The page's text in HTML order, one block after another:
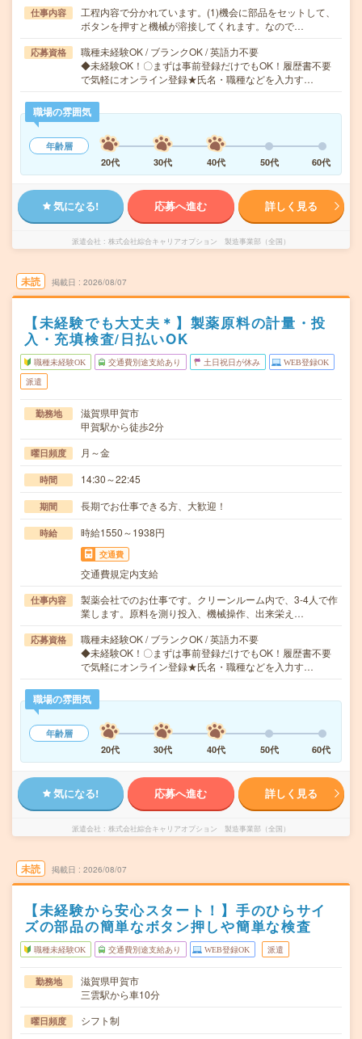
仕事内容
工程内容で分かれています。(1)機会に部品をセットして、
ボタンを押すと機械が溶接してくれます。なので…
応募資格
職種未経験OK / ブランクOK / 英語力不要
◆未経験OK！〇まずは事前登録だけでもOK！履歴書不要
で気軽にオンライン登録★氏名・職種などを入力す…
職場の雰囲気
年齢層
20代
30代 40代 50代 60代
気になる! 応募へ進む 詳しく見る
派遣会社 株式会社綜合キャリアオプション 製造事業部（全国）
未読 掲載日 2026/08/07
【未経験でも大丈夫＊】製薬原料の計量・投
入・充填検査/日払いOK
職種未経験OK 交通費別途支給あり 土日祝日が休み WEB登録OK
派遣
勤務地
滋賀県甲賀市
甲賀駅から徒歩2分
曜日頻度 月～金
時間 14:30～22:45
期間 長期でお仕事できる方、大歓迎！
時給 時給1550～1938円
交通費
交通費規定内支給
仕事内容
製薬会社でのお仕事です。クリーンルーム内で、3-4人で作
業します。原料を測り投入、機械操作、出来栄え…
応募資格
職種未経験OK / ブランクOK / 英語力不要
◆未経験OK！〇まずは事前登録だけでもOK！履歴書不要
で気軽にオンライン登録★氏名・職種などを入力す…
職場の雰囲気
年齢層
20代
30代 40代 50代 60代
気になる! 応募へ進む 詳しく見る
派遣会社 株式会社綜合キャリアオプション 製造事業部（全国）
未読 掲載日 2026/08/07
【未経験から安心スタート！】手のひらサイ
ズの部品の簡単なボタン押しや簡単な検査
職種未経験OK 交通費別途支給あり WEB登録OK 派遣
勤務地
滋賀県甲賀市
三雲駅から車10分
曜日頻度 シフト制